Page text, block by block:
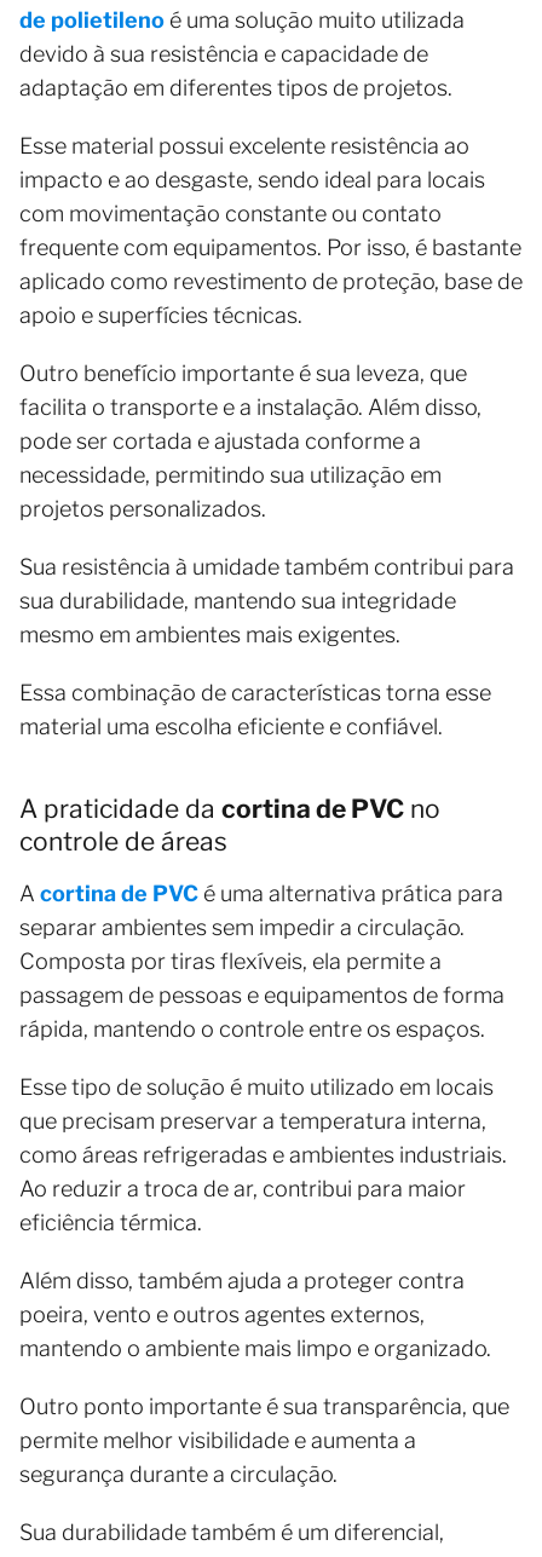
de polietileno é uma solução muito utilizada
devido à sua resistência e capacidade de
adaptação em diferentes tipos de projetos.
Esse material possui excelente resistência ao
impacto e ao desgaste, sendo ideal para locais
com movimentação constante ou contato
frequente com equipamentos. Por isso, é bastante
aplicado como revestimento de proteção, base de
apoio e superfícies técnicas.
Outro benefício importante é sua leveza, que
facilita o transporte e a instalação. Além disso,
pode ser cortada e ajustada conforme a
necessidade, permitindo sua utilização em
projetos personalizados.
Sua resistência à umidade também contribui para
sua durabilidade, mantendo sua integridade
mesmo em ambientes mais exigentes.
Essa combinação de características torna esse
material uma escolha eficiente e confiável.
A praticidade da cortina de PVC no
controle de áreas
A cortina de PVC é uma alternativa prática para
separar ambientes sem impedir a circulação.
Composta por tiras flexíveis, ela permite a
passagem de pessoas e equipamentos de forma
rápida, mantendo o controle entre os espaços.
Esse tipo de solução é muito utilizado em locais
que precisam preservar a temperatura interna,
como áreas refrigeradas e ambientes industriais.
Ao reduzir a troca de ar, contribui para maior
eficiência térmica.
Além disso, também ajuda a proteger contra
poeira, vento e outros agentes externos,
mantendo o ambiente mais limpo e organizado.
Outro ponto importante é sua transparência, que
permite melhor visibilidade e aumenta a
segurança durante a circulação.
Sua durabilidade também é um diferencial,